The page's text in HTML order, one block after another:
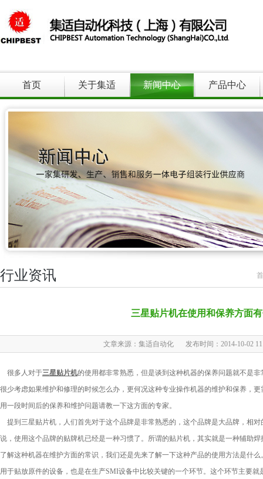
首页 关于集适 新闻中心 产品中心
行业资讯
三星贴片机在使用和保养方面
文章来源：集适自动化 发布时间：2014-10-02
很多人对于三星贴片机的使用都非常熟悉，但是谈到这种机器的保养问题就不是
很少考虑如果维护和修理的时候怎么办，更何况这种专业操作机器的维护和保养，
用一段时间后的保养和维护问题请教一下这方面的专家。
提到三星贴片机，人们首先对于这个品牌是非常熟悉的，这个品牌是大品牌，相
说，使用这个品牌的贴牌机已经是一种习惯了。所谓的贴片机，其实就是一种辅助
了解这种机器在维护方面的常识，我们还是先来了解一下这种产品的使用方法是什
用于贴放原件的设备，也是在生产SMI设备中比较关键的一个环节。这个环节主要